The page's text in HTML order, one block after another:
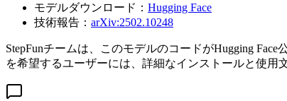
モデルダウンロード： Hugging Face
技術報告： arXiv:2502.10248
StepFunチームは、このモデルのコードがHugging
を希望するユーザーには、詳細なインストールと使用